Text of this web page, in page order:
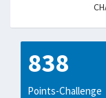
838
Points-Challenge